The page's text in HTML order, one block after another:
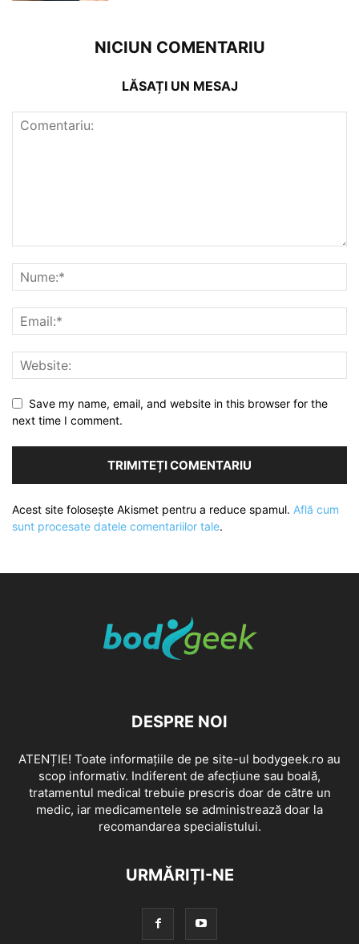
NICIUN COMENTARIU
LĂSAȚI UN MESAJ
Save my name, email, and website in this browser for the
next time I comment.
Acest site folosește Akismet pentru a reduce spamul. Află cum
sunt procesate datele comentariilor tale.
DESPRE NOI
ATENȚIE! Toate informațiile de pe site-ul bodygeek.ro au
scop informativ. Indiferent de afecțiune sau boală,
tratamentul medical trebuie prescris doar de către un
medic, iar medicamentele se administrează doar la
recomandarea specialistului.
URMĂRIȚI-NE